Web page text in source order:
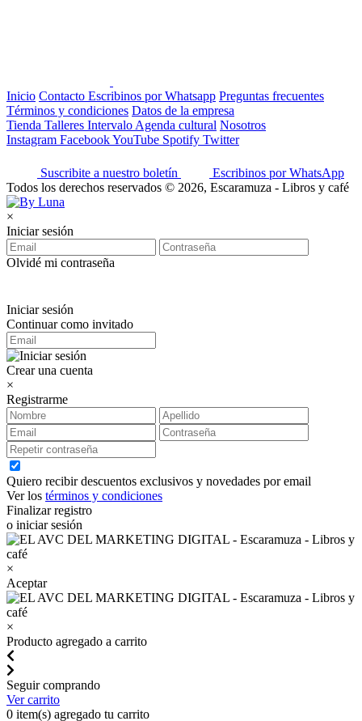
Inicio Contacto Escribinos por Whatsapp Preguntas frecuentes
Términos y condiciones Datos de la empresa
Tienda Talleres Intervalo Agenda cultural Nosotros
Instagram FacebookYouTube Spotify Twitter
Suscribite a nuestro boletín
Escribinos por WhatsApp
Todos los derechos reservados © 2026, Escaramuza - Libros y café
×
Iniciar sesión
Olvidé mi contraseña
Iniciar sesión
Continuar como invitado
Crear una cuenta
×
Registrarme
Quiero recibir descuentos exclusivos y novedades por email
Ver los términos y condiciones
Finalizar registro
o iniciar sesión
×
Aceptar
×
Producto agregado a carrito
Seguir comprando
Ver carrito
0 item(s) agregado tu carrito